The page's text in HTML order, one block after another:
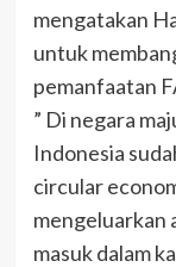
mengatakan
untuk
pemanfaatan
” Di negara
Indonesia
circular
mengeluarkan
masuk dalam